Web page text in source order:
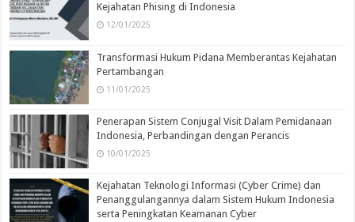
Kejahatan Phising di Indonesia
12/01/2025
Transformasi Hukum Pidana Memberantas Kejahatan
Pertambangan
11/01/2025
Penerapan Sistem Conjugal Visit Dalam Pemidanaan
Indonesia, Perbandingan dengan Perancis
10/01/2025
Kejahatan Teknologi Informasi (Cyber Crime) dan
Penanggulangannya dalam Sistem Hukum Indonesia
serta Peningkatan Keamanan Cyber